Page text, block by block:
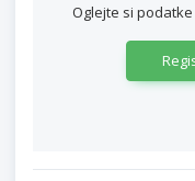
Oglejte si